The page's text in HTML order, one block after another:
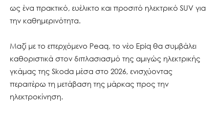
ως ένα πρακτικό, ευέλικτο και προσιτό ηλεκτρικό SUV για
την καθημερινότητα.
Μαζί με το επερχόμενο Peaq, το νέο Epiq θα συμβάλει
καθοριστικά στον διπλασιασμό της αμιγώς ηλεκτρικής
γκάμας της Skoda μέσα στο 2026, ενισχύοντας
περαιτέρω τη μετάβαση της μάρκας προς την
ηλεκτροκίνηση.